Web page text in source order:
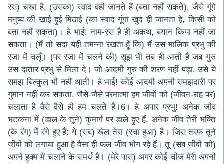
रस) चखा है, (उसका) स्वाद वही जानते हैं (बता नहीं सकते), जैसे गूंगे
मनुष्य की खाई हुई मिठाई (का स्वाद गूंगा खुद ही जानता हे, किसी को
बता नहीं सकता)। हे भाई! नाम-रस है ही अकथ, बयान किया नहीं जा
सकता। (मैं तो सदा यही तमन्ना रखता हूँ कि) मैं उस मालिक प्रभु की
रजा में चलूँ। (पर रजा में चलने की) सूझ भी तब ही आती है जब गुरु
उस दातार प्रभु से मिला दे। जो आदमी गुरु की शरण नहीं पड़ा, उसे ये
समझ बिल्कुल भी नहीं आती। हे भाई! कोई आदमी अपनी समझदारी पर
गुमान नहीं कर सकता, जैसे-जैसे परमात्मा हम जीवों को (जीवन-राह पर)
चलाता है वैसे वैसे ही हम चलते हैं।6। हे अपार प्रभु! अनेक जीव
भटकना में (डाल के तूने) कुमार्ग पर डाले हुए हैं, अनेक जीव तेरी भक्ति
(के रंग) में रंगे हुए हैं: ये (सब) खेल तेरा (रचा हुआ) है। जिस तरफ तूने
जीवों को लगाया हुआ है वैसा ही फल जीव भोग रहे हैं। तू (सब जीवों को)
अपने हुक्म में चलाने के समर्थ है। (मेरे पास) अगर कोई चीज मेरी अपनी